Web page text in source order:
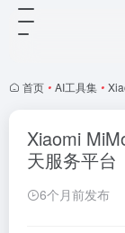
首页 • AI工具集 •
Xiaomi
天服务平台
6个月前发布